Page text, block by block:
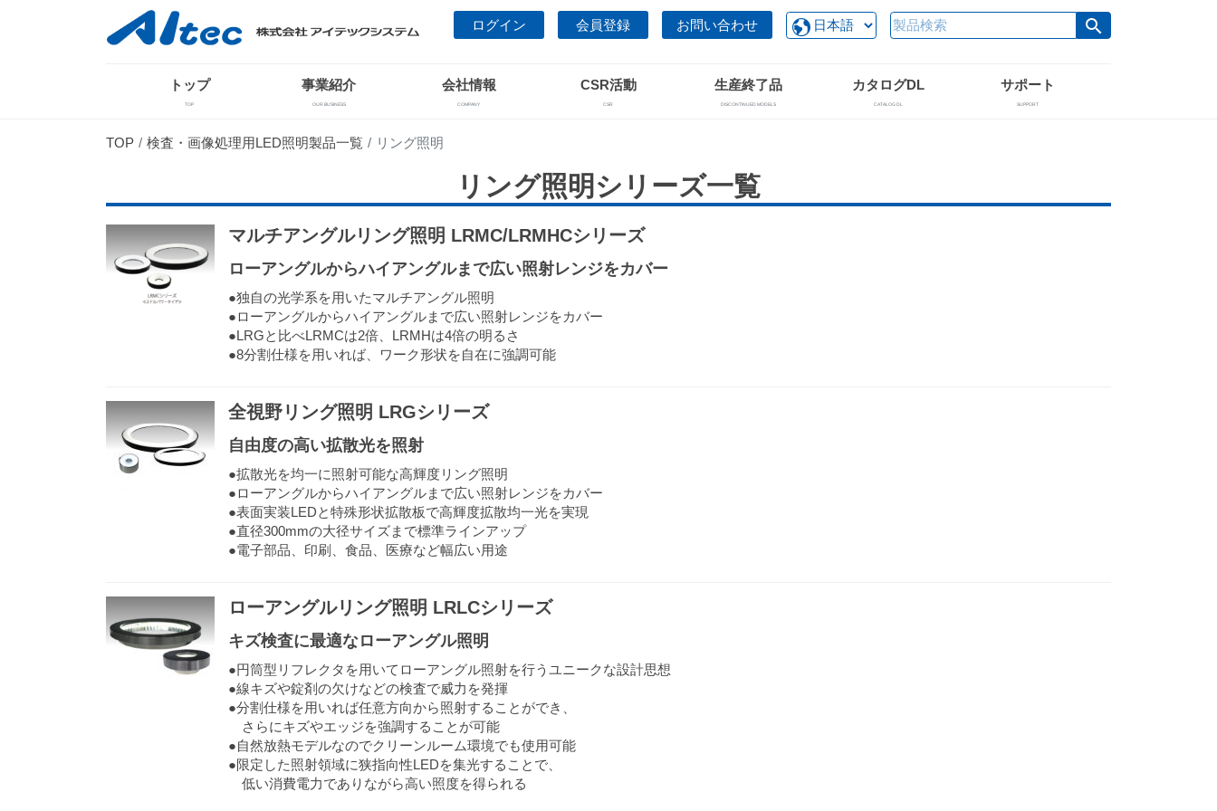
ログイン 会員登録 お問い合わせ search
トップ
TOP
事業紹介
OUR BUSINESS
会社情報
COMPANY
CSR活動
CSR
生産終了品
DISCONTINUED MODELS
カタログDL
CATALOG DL
サポート
SUPPORT
TOP 検査・画像処理用LED照明製品一覧 リング照明
リング照明シリーズ一覧
マルチアングルリング照明 LRMC/LRMHCシリーズ
ローアングルからハイアングルまで広い照射レンジをカバー
●独自の光学系を用いたマルチアングル照明
●ローアングルからハイアングルまで広い照射レンジをカバー
●LRGと比べLRMCは2倍、LRMHは4倍の明るさ
●8分割仕様を用いれば、ワーク形状を自在に強調可能
全視野リング照明 LRGシリーズ
自由度の高い拡散光を照射
●拡散光を均一に照射可能な高輝度リング照明
●ローアングルからハイアングルまで広い照射レンジをカバー
●表面実装LEDと特殊形状拡散板で高輝度拡散均一光を実現
●直径300mmの大径サイズまで標準ラインアップ
●電子部品、印刷、食品、医療など幅広い用途
ローアングルリング照明 LRLCシリーズ
キズ検査に最適なローアングル照明
●円筒型リフレクタを用いてローアングル照射を行うユニークな設計思想
●線キズや錠剤の欠けなどの検査で威力を発揮
●分割仕様を用いれば任意方向から照射することができ、
さらにキズやエッジを強調することが可能
●自然放熱モデルなのでクリーンルーム環境でも使用可能
●限定した照射領域に狭指向性LEDを集光することで、
低い消費電力でありながら高い照度を得られる